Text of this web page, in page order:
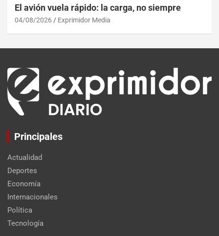
El avión vuela rápido: la carga, no siempre
04/08/2026 Exprimidor Media
Principales
Actualidad
Deportes
Economía
Internacionales
Política
Tecnología